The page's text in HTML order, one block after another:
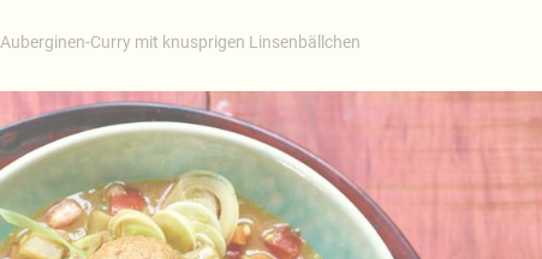
Auberginen-Curry mit knusprigen Linsenbällchen